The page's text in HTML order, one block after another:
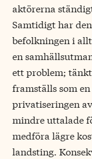
aktörerna
Samtidigt har
befolkningen i
en
ett problem;
framställs som
privatiseringen
mindre uttalade
medföra lägre
landsting.